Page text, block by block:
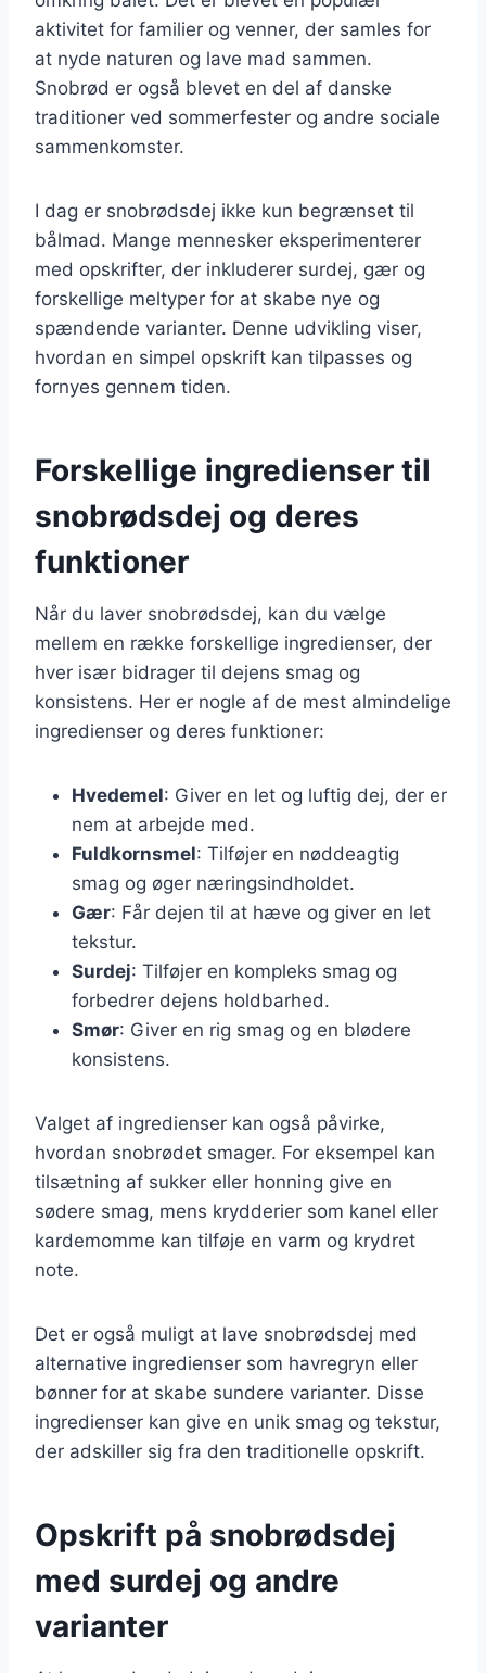
aktivitet for familier og venner, der samles for
at nyde naturen og lave mad sammen.
Snobrød er også blevet en del af danske
traditioner ved sommerfester og andre sociale
sammenkomster.
I dag er snobrødsdej ikke kun begrænset til
bålmad. Mange mennesker eksperimenterer
med opskrifter, der inkluderer surdej, gær og
forskellige meltyper for at skabe nye og
spændende varianter. Denne udvikling viser,
hvordan en simpel opskrift kan tilpasses og
fornyes gennem tiden.
Forskellige ingredienser til
snobrødsdej og deres
funktioner
Når du laver snobrødsdej, kan du vælge
mellem en række forskellige ingredienser, der
hver især bidrager til dejens smag og
konsistens. Her er nogle af de mest almindelige
ingredienser og deres funktioner:
Hvedemel: Giver en let og luftig dej, der er
nem at arbejde med.
Fuldkornsmel: Tilføjer en nøddeagtig
smag og øger næringsindholdet.
Gær: Får dejen til at hæve og giver en let
tekstur.
Surdej: Tilføjer en kompleks smag og
forbedrer dejens holdbarhed.
Smør: Giver en rig smag og en blødere
konsistens.
Valget af ingredienser kan også påvirke,
hvordan snobrødet smager. For eksempel kan
tilsætning af sukker eller honning give en
sødere smag, mens krydderier som kanel eller
kardemomme kan tilføje en varm og krydret
note.
Det er også muligt at lave snobrødsdej med
alternative ingredienser som havregryn eller
bønner for at skabe sundere varianter. Disse
ingredienser kan give en unik smag og tekstur,
der adskiller sig fra den traditionelle opskrift.
Opskrift på snobrødsdej
med surdej og andre
varianter